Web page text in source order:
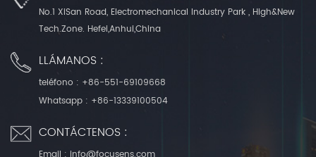
No.1 XiSan Road, Electromechanical Industry Park , High&New
Tech.Zone. Hefei,Anhui,China
LLÁMANOS :
teléfono : +86-551-69109668
Whatsapp : +86-13339100504
CONTÁCTENOS :